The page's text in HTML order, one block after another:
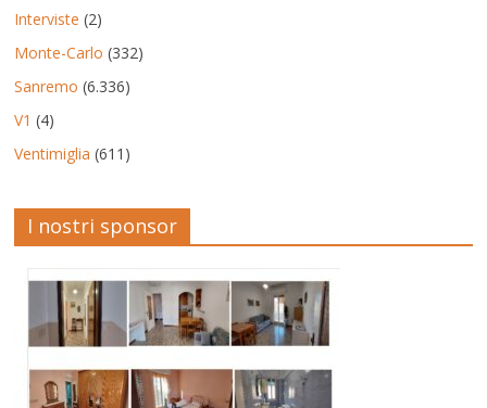
Interviste (2)
Monte-Carlo (332)
Sanremo (6.336)
V1 (4)
Ventimiglia (611)
I nostri sponsor